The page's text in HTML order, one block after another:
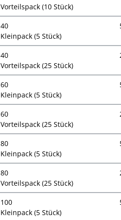
Vorteilspack (10 Stück)
40
Kleinpack (5 Stück)
40
Vorteilspack (25 Stück)
60
Kleinpack (5 Stück)
60
Vorteilspack (25 Stück)
80
Kleinpack (5 Stück)
80
Vorteilspack (25 Stück)
100
Kleinpack (5 Stück)